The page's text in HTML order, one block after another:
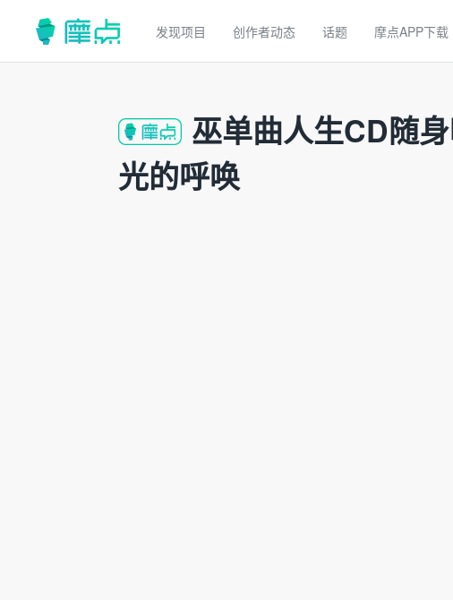
发现项目 创作者动态 话题 摩点APP下载
巫单曲人生CD随
光的呼唤